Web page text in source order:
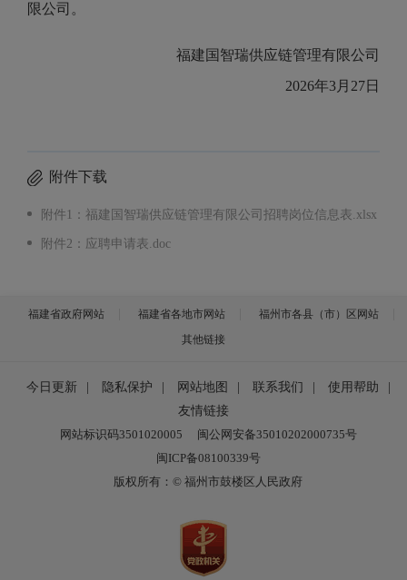
限公司 。
福建国智瑞供应链管理有限公司
2026年3月 27日
附件下载
附件1：福建国智瑞供应链管理有限公司招聘岗位信息表.xlsx
附件2：应聘申请表.doc
福建省政府网站 福建省各地市网站
福州市各县（市）区网站
其他链接
今日更新 隐私保护 网站地图 联系我们 使用帮助
友情链接
网站标识码3501020005
闽公网安备35010202000735号
闽ICP备08100339号
版权所有：© 福州市鼓楼区人民政府